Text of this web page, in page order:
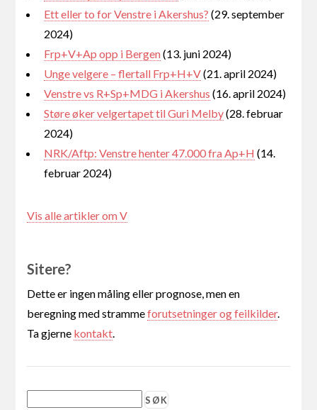
Ett eller to for Venstre i Akershus? (29. september
2024)
Frp+V+Ap opp i Bergen(13. juni 2024)
Unge velgere – flertall Frp+H+V(21. april 2024)
Venstre vs R+Sp+MDG i Akershus (16. april 2024)
Støre øker velgertapet til Guri Melby(28. februar
2024)
NRK/Aftp: Venstre henter 47.000 fra Ap+H (14.
februar 2024)
Vis alle artikler om V
Sitere?
Dette er ingen måling eller prognose, men en
beregning med strammeforutsetninger og feilkilder.
Ta gjerne kontakt.